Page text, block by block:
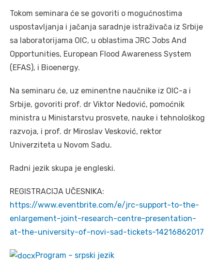
Tokom seminara će se govoriti o mogućnostima
uspostavljanja i jačanja saradnje istraživača iz Srbije
sa laboratorijama OIC, u oblastima JRC Jobs And
Opportunities, European Flood Awareness System
(EFAS), i Bioenergy.
Na seminaru će, uz eminentne naučnike iz OIC-a i
Srbije, govoriti prof. dr Viktor Nedović, pomoćnik
ministra u Ministarstvu prosvete, nauke i tehnološkog
razvoja, i prof. dr Miroslav Vesković, rektor
Univerziteta u Novom Sadu.
Radni jezik skupa je engleski.
REGISTRACIJA UČESNIKA:
https://www.eventbrite.com/e/jrc-support-to-the-
enlargement-joint-research-centre-presentation-
at-the-university-of-novi-sad-tickets-14216862017
Program – srpski jezik